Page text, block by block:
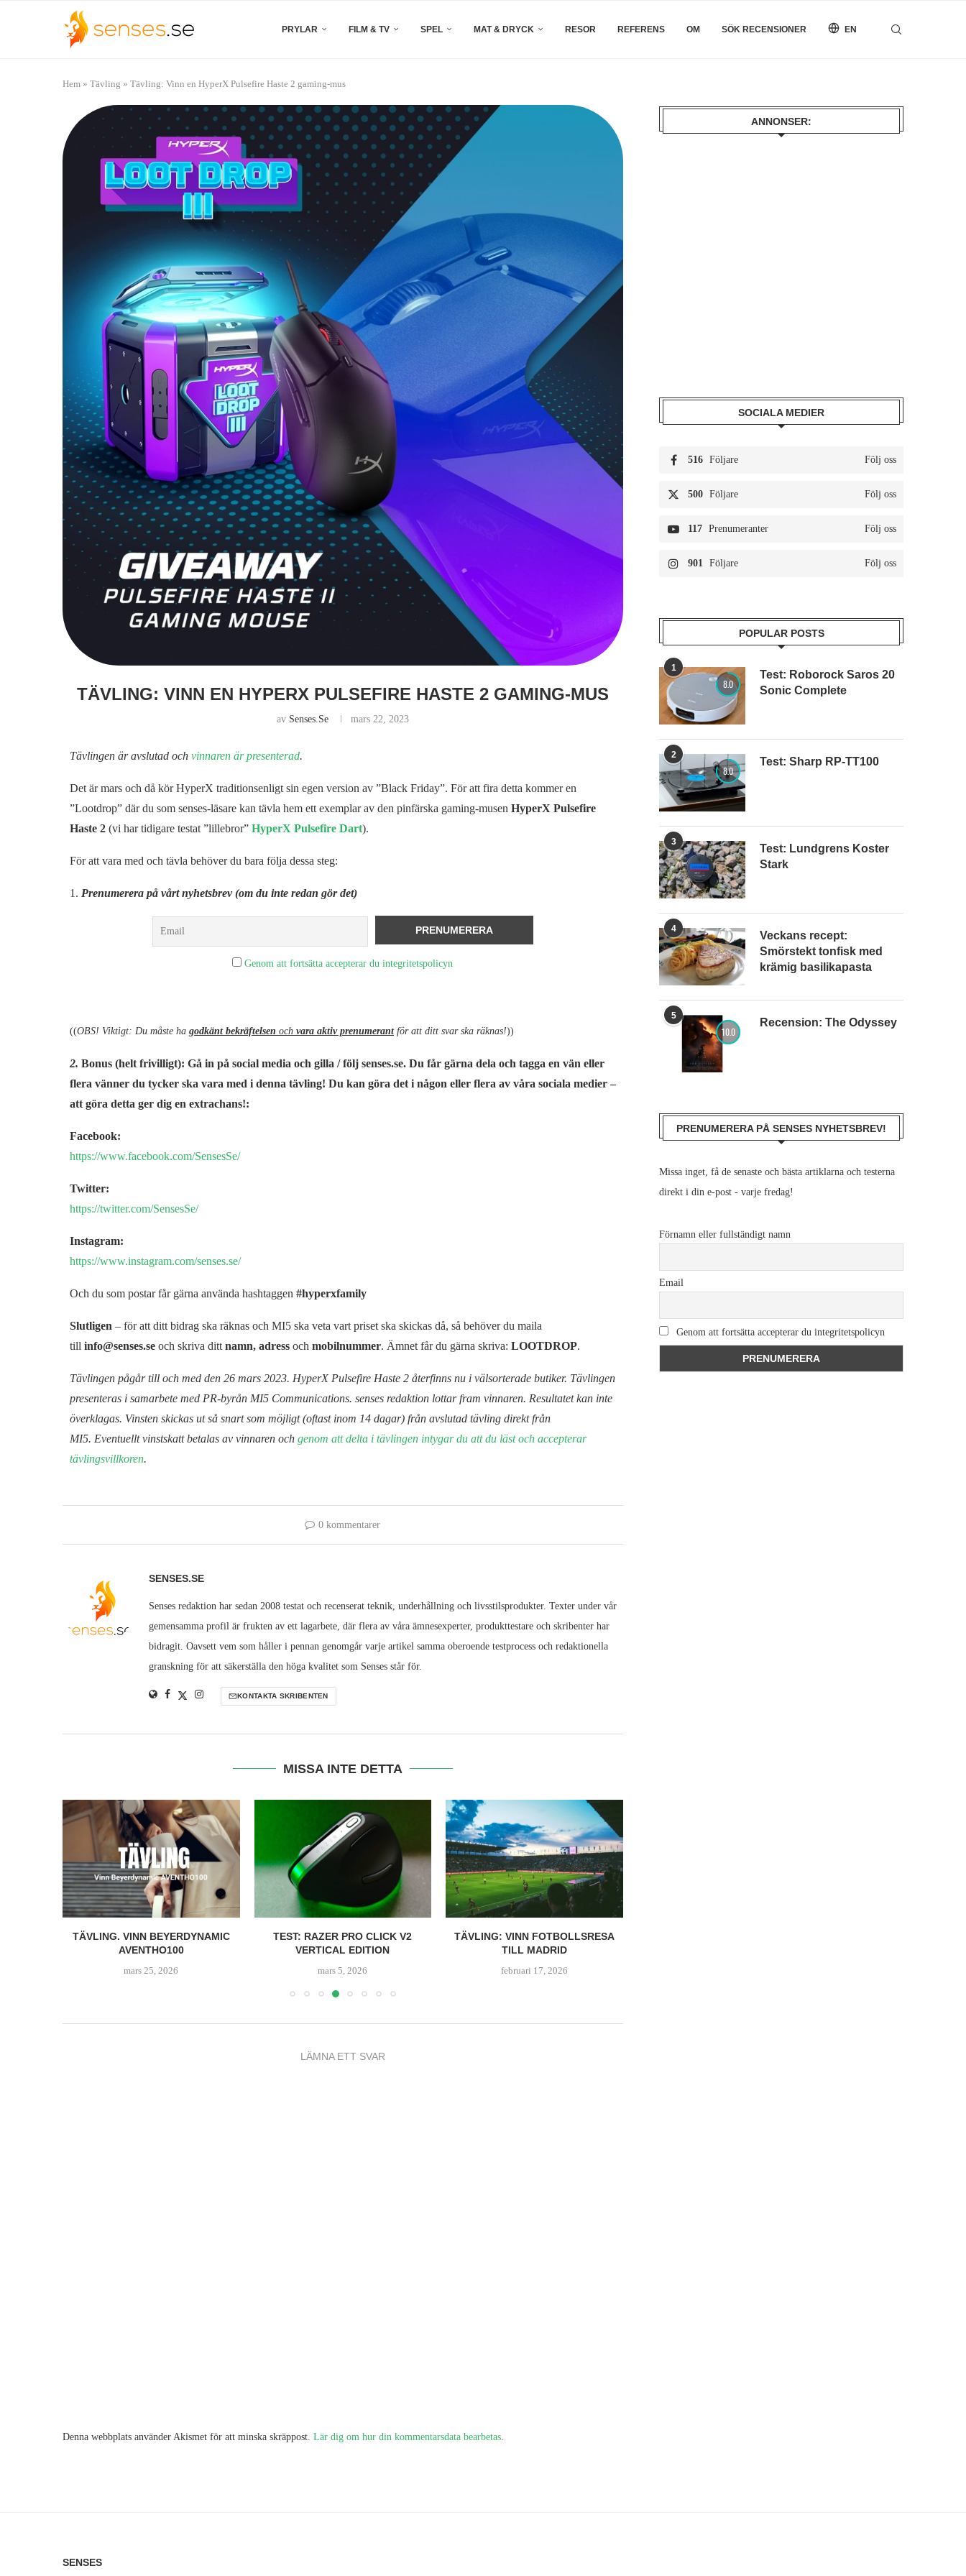
PRYLAR FILM & TV SPEL MAT & DRYCK RESOR REFERENS OM SÖK RECENSIONER EN
Hem » Tävling » Tävling: Vinn en HyperX Pulsefire Haste 2 gaming-mus
TÄVLING: VINN EN HYPERX PULSEFIRE HASTE 2 GAMING-MUS
av Senses.se mars 22, 2023
Tävlingen är avslutad och vinnaren är presenterad.
Det är mars och då kör HyperX traditionsenligt sin egen version av ”Black Friday”. För att fira detta kommer en
”Lootdrop” där du som senses-läsare kan tävla hem ett exemplar av den pinfärska gaming-musen HyperX Pulsefire
Haste 2(vi har tidigare testat ”lillebror” HyperX Pulsefire Dart).
För att vara med och tävla behöver du bara följa dessa steg:
1. Prenumerera på vårt nyhetsbrev (om du inte redan gör det)
Genom att fortsätta accepterar du integritetspolicyn
((OBS! Viktigt: Du måste ha godkänt bekräftelsen och vara aktiv prenumerant för att ditt svar ska räknas!))
2. Bonus (helt frivilligt): Gå in på social media och gilla / följ senses.se. Du får gärna dela och tagga en vän eller
flera vänner du tycker ska vara med i denna tävling! Du kan göra det i någon eller flera av våra sociala medier –
att göra detta ger dig en extrachans!:
Facebook:
https://www.facebook.com/SensesSe/
Twitter:
https://twitter.com/SensesSe/
Instagram:
https://www.instagram.com/senses.se/
Och du som postar får gärna använda hashtaggen #hyperxfamily
Slutligen – för att ditt bidrag ska räknas och MI5 ska veta vart priset ska skickas då, så behöver du maila
till info@senses.seoch skriva ditt namn, adressoch mobilnummer. Ämnet får du gärna skriva: LOOTDROP.
Tävlingen pågår till och med den 26 mars 2023. HyperX Pulsefire Haste 2 återfinns nu i välsorterade butiker. Tävlingen
presenteras i samarbete med PR-byrån MI5 Communications. senses redaktion lottar fram vinnaren. Resultatet kan inte
överklagas. Vinsten skickas ut så snart som möjligt (oftast inom 14 dagar) från avslutad tävling direkt från
MI5. Eventuellt vinstskatt betalas av vinnaren och genom att delta i tävlingen intygar du att du läst och accepterar
tävlingsvillkoren.
0 kommentarer
SENSES.SE
Senses redaktion har sedan 2008 testat och recenserat teknik, underhållning och livsstilsprodukter. Texter under vår
gemensamma profil är frukten av ett lagarbete, där flera av våra ämnesexperter, produkttestare och skribenter har
bidragit. Oavsett vem som håller i pennan genomgår varje artikel samma oberoende testprocess och redaktionella
granskning för att säkerställa den höga kvalitet som Senses står för.
KONTAKTA SKRIBENTEN
MISSA INTE DETTA
TÄVLING. VINN BEYERDYNAMIC
AVENTHO100
mars 25, 2026
TEST: RAZER PRO CLICK V2
VERTICAL EDITION
mars 5, 2026
TÄVLING: VINN FOTBOLLSRESA
TILL MADRID
februari 17, 2026
LÄMNA ETT SVAR
Denna webbplats använder Akismet för att minska skräppost. Lär dig om hur din kommentarsdata bearbetas
ANNONSER:
SOCIALA MEDIER
516 Följare Följ oss
500 Följare Följ oss
117 Prenumeranter Följ oss
901 Följare Följ oss
POPULAR POSTS
1
8.0
Test: Roborock Saros 20
Sonic Complete
2
8.0
Test: Sharp RP-TT100
3
Test: Lundgrens Koster
Stark
4
Veckans recept:
Smörstekt tonfisk med
krämig basilikapasta
5
10.0
Recension: The Odyssey
PRENUMERERA PÅ SENSES NYHETSBREV!
Missa inget, få de senaste och bästa artiklarna och testerna
direkt i din e-post - varje fredag!
Förnamn eller fullständigt namn
Email
Genom att fortsätta accepterar du integritetspolicyn
SENSES